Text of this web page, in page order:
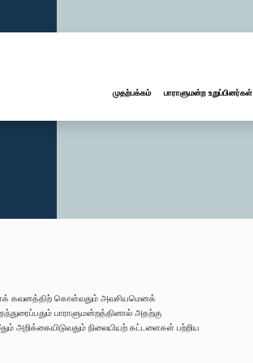
முதற்பக்கம் பாராளுமன்ற உறுப்பினர்கள்
கவனத்திற் கொள்வதும் அவசியமெனக்
பாராளுமன்றத்தினால் அதற்கு
அறிக்கையிடுவதும் நிலையியற் கட்டளைகள் பற்றிய